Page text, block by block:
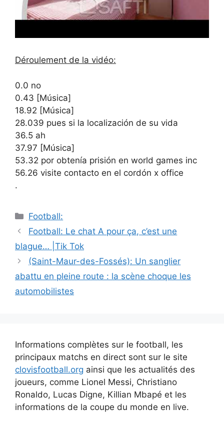
Déroulement de la vidéo:
0.0 no
0.43 [Música]
18.92 [Música]
28.039 pues si la localización de su vida
36.5 ah
37.97 [Música]
53.32 por obtenía prisión en world games inc
56.26 visite contacto en el cordón x office
.
Catégories
Football:
Navigation
des
articles
Football: Le chat A pour ça, c’est une
blague… |Tik Tok
(Saint-Maur-des-Fossés): Un sanglier
abattu en pleine route : la scène choque les
automobilistes
Informations complètes sur le football, les
principaux matchs en direct sont sur le site
clovisfootball.org ainsi que les actualités des
joueurs, comme Lionel Messi, Christiano
Ronaldo, Lucas Digne, Killian Mbapé et les
informations de la coupe du monde en live.